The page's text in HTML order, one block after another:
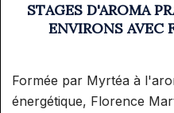
STAGES D'AROMA
ENVIRONS AVEC
Formée par Myrtéa à
énergétique, Florence